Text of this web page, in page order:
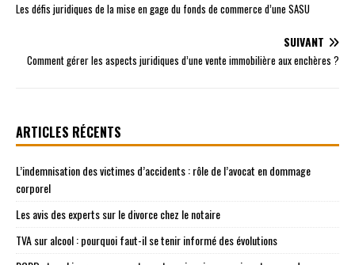
Les défis juridiques de la mise en gage du fonds de commerce d’une SASU
SUIVANT
Comment gérer les aspects juridiques d’une vente immobilière aux enchères ?
ARTICLES RÉCENTS
L’indemnisation des victimes d’accidents : rôle de l’avocat en dommage
corporel
Les avis des experts sur le divorce chez le notaire
TVA sur alcool : pourquoi faut-il se tenir informé des évolutions